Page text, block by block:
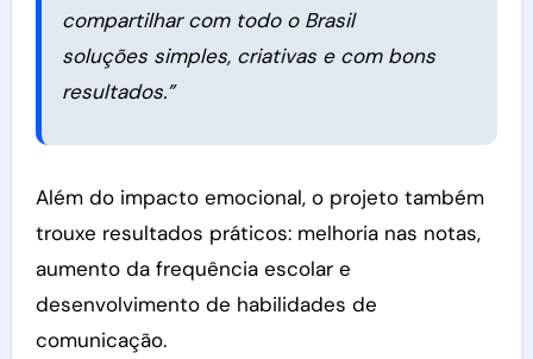
compartilhar com todo o Brasil
soluções simples, criativas e com bons
resultados.”
Além do impacto emocional, o projeto também
trouxe resultados práticos: melhoria nas notas,
aumento da frequência escolar e
desenvolvimento de habilidades de
comunicação.